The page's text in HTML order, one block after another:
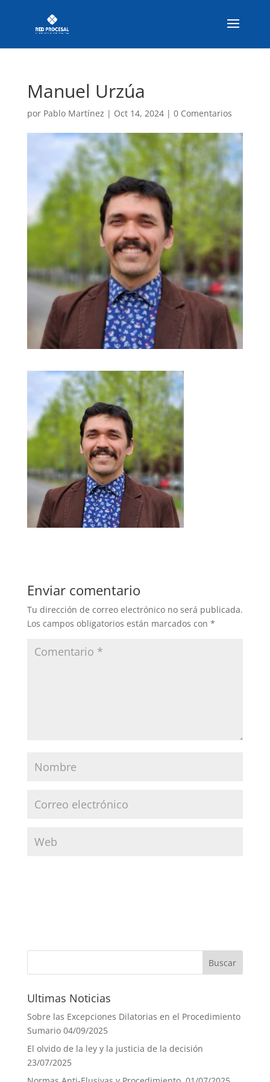
Manuel Urzúa
por Pablo Martínez | Oct 14, 2024| 0 Comentarios
Enviar comentario
Tu dirección de correo electrónico no será publicada.
Los campos obligatorios están marcados con *
Ultimas Noticias
Sobre las Excepciones Dilatorias en el Procedimiento
Sumario 04/09/2025
El olvido de la ley y la justicia de la decisión
23/07/2025